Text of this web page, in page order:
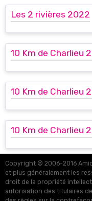
Les 2 rivières 2022
10 Km de Charlieu
10 Km de Charlieu
10 Km de Charlieu
Copyright © 2006-2016
et plus généralement les
droit de la propriété
autorisation des titulaires